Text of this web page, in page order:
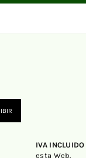
IVA INCLUIDO
esta Web.